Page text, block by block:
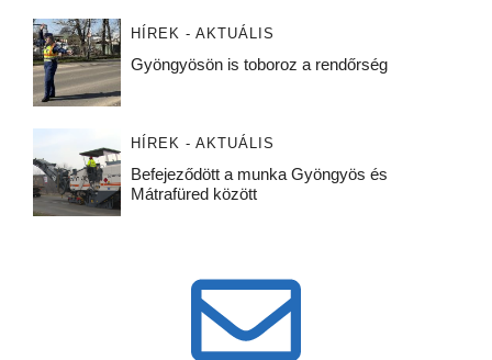
HÍREK - AKTUÁLIS
Gyöngyösön is toboroz a rendőrség
HÍREK - AKTUÁLIS
Befejeződött a munka Gyöngyös és
Mátrafüred között